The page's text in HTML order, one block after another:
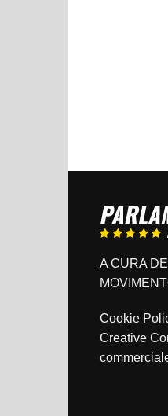
A CURA
Cookie
Creative